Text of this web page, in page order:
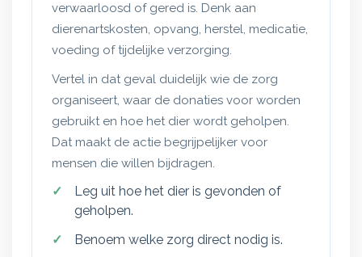
verwaarloosd of gered is. Denk aan
dierenartskosten, opvang, herstel, medicatie,
voeding of tijdelijke verzorging.
Vertel in dat geval duidelijk wie de zorg
organiseert, waar de donaties voor worden
gebruikt en hoe het dier wordt geholpen.
Dat maakt de actie begrijpelijker voor
mensen die willen bijdragen.
Leg uit hoe het dier is gevonden of
geholpen.
Benoem welke zorg direct nodig is.